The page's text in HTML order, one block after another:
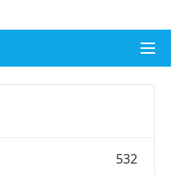
532